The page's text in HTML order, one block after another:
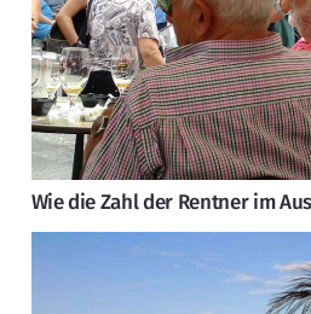
Wie die Zahl der Rentner im